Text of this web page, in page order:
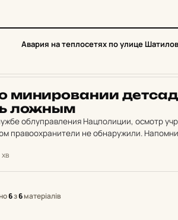
2
Авария на теплосетях по улице
ми­ни­ро­ва­нии
ложным
облуправления Нацполиции, осмотр
правоохранители не обнаружили.
хв
6з6матеріалів